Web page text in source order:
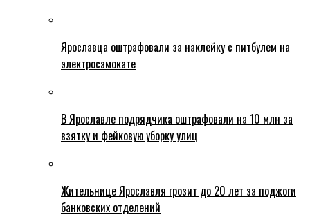
Ярославца оштрафовали за наклейку с питбулем на
электросамокате
В Ярославле подрядчика оштрафовали на 10 млн за
взятку и фейковую уборку улиц
Жительнице Ярославля грозит до 20 лет за поджоги
банковских отделений